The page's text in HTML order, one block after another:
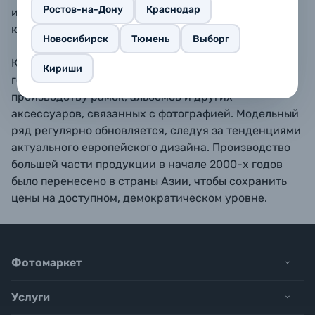
Ростов-на-Дону Краснодар
Новосибирск Тюмень Выборг
Кириши
или любой другой ровной поверхности,
как горизонтально так и вертикально.
Компания ZEP s.r.l. была основана в Италии в 1988
году как небольшое семейное предприятие по
производству рамок, альбомов и других
аксессуаров, связанных с фотографией. Модельный
ряд регулярно обновляется, следуя за тенденциями
актуального европейского дизайна. Производство
большей части продукции в начале 2000-х годов
было перенесено в страны Азии, чтобы сохранить
цены на доступном, демократическом уровне.
Фотомаркет
Услуги